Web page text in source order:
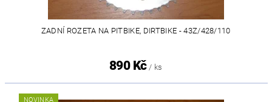
ZADNÍ ROZETA NA PITBIKE, DIRTBIKE - 43Z/428/110
890 Kč / ks
NOVINKA